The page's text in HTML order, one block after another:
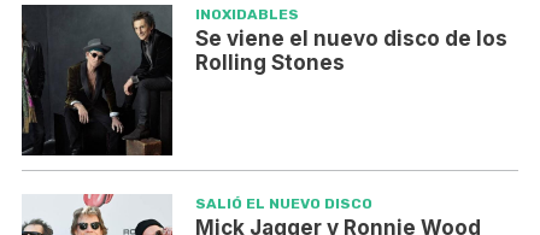
INOXIDABLES
Se viene el nuevo disco de los
Rolling Stones
SALIÓ EL NUEVO DISCO
Mick Jagger y Ronnie Wood